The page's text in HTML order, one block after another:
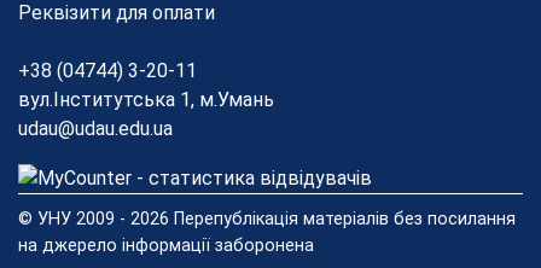
Реквізити для оплати
+38 (04744) 3-20-11
вул.Інститутська 1, м.Умань
udau@udau.edu.ua
© УНУ 2009 - 2026 Перепублікація матеріалів без посилання
на джерело інформації заборонена